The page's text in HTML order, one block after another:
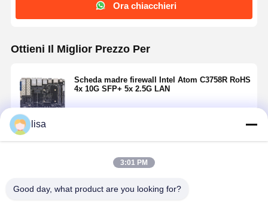
Ora chiacchieri
Ottieni Il Miglior Prezzo Per
Scheda madre firewall Intel Atom C3758R RoHS
4x 10G SFP+ 5x 2.5G LAN
Continua
lisa
3:01 PM
Good day, what product are you looking for?